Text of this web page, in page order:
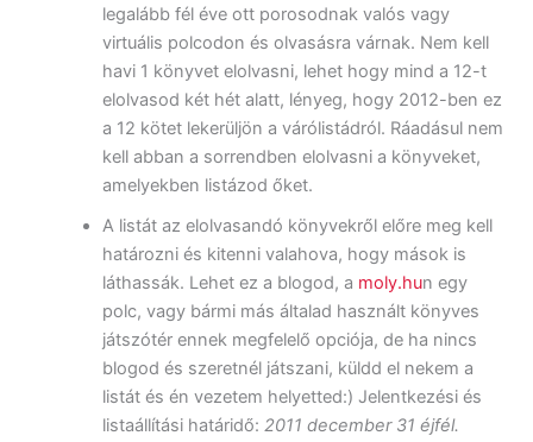
legalább fél éve ott porosodnak valós vagy
virtuális polcodon és olvasásra várnak. Nem kell
havi 1 könyvet elolvasni, lehet hogy mind a 12-t
elolvasod két hét alatt, lényeg, hogy 2012-ben ez
a 12 kötet lekerüljön a várólistádról. Ráadásul nem
kell abban a sorrendben elolvasni a könyveket,
amelyekben listázod őket.
A listát az elolvasandó könyvekről előre meg kell
határozni és kitenni valahova, hogy mások is
láthassák. Lehet ez a blogod, a moly.hun egy
polc, vagy bármi más általad használt könyves
játszótér ennek megfelelő opciója, de ha nincs
blogod és szeretnél játszani, küldd el nekem a
listát és én vezetem helyetted:) Jelentkezési és
listaállítási határidő:2011 december 31 éjfél.